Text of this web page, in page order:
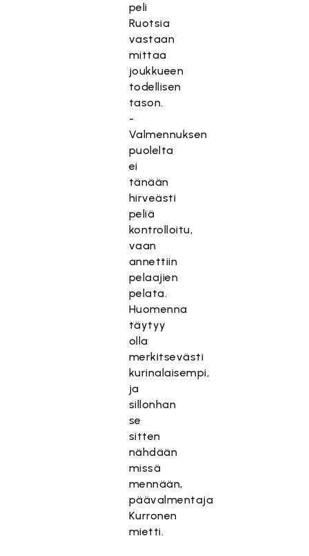
peli
Ruotsia
vastaan
mittaa
joukkueen
todellisen
tason.
-
Valmennuksen
puolelta
ei
tänään
hirveästi
peliä
kontrolloitu,
vaan
annettiin
pelaajien
pelata.
Huomenna
täytyy
olla
merkitsevästi
kurinalaisempi,
ja
sillonhan
se
sitten
nähdään
missä
mennään,
päävalmentaja
Kurronen
mietti.